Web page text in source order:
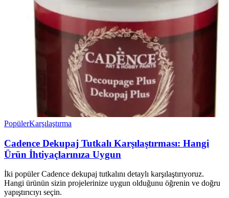
PopülerKarşılaştırma
Cadence Dekupaj Tutkalı Karşılaştırması: Hangi
Ürün İhtiyaçlarınıza Uygun
İki popüler Cadence dekupaj tutkalını detaylı karşılaştırıyoruz.
Hangi ürünün sizin projelerinize uygun olduğunu öğrenin ve doğru
yapıştırıcıyı seçin.